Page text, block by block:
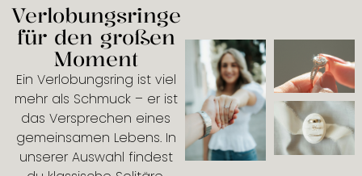
Verlobungsringe
für den großen
Moment
Ein Verlobungsring ist viel
mehr als Schmuck – er ist
das Versprechen eines
gemeinsamen Lebens. In
unserer Auswahl findest